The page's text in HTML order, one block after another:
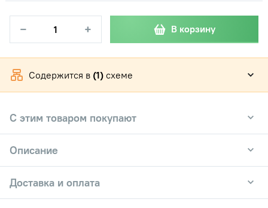
− + В корзину
Содержится в (1) схеме
С этим товаром покупают
Описание
Доставка и оплата